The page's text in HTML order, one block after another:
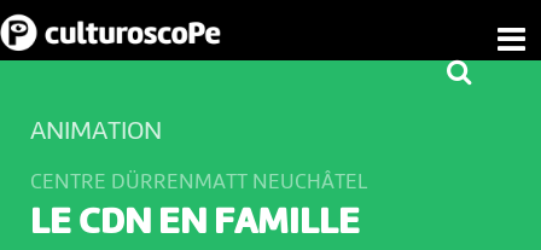
ANIMATION
CENTRE DÜRRENMATT NEUCHÂTEL
LE CDN EN FAMILLE